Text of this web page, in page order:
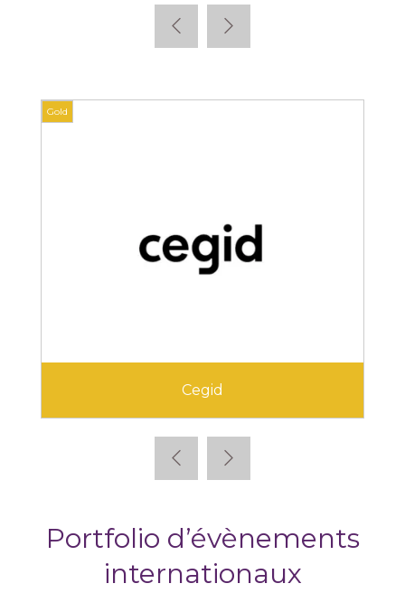
Gold
Cegid
Portfolio d’évènements
internationaux